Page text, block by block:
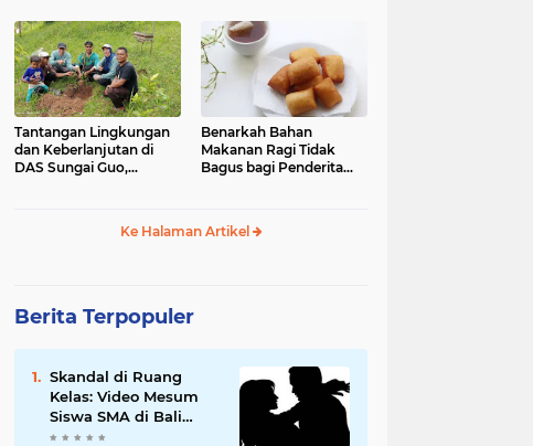
Tantangan Lingkungan
dan Keberlanjutan di
DAS Sungai Guo,
Benarkah Bahan
Makanan Ragi Tidak
Bagus bagi Penderita
Ke Halaman Artikel
Berita Terpopuler
Skandal di Ruang
Kelas: Video Mesum
Siswa SMA di Bali
Viral, Hukuman dan